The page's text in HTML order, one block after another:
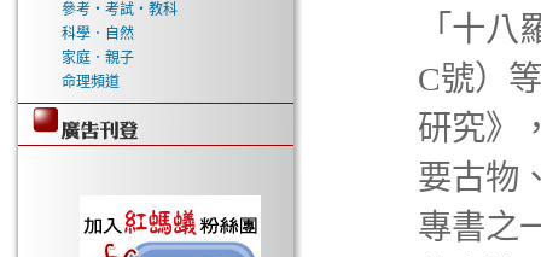
參考‧考試‧教科
科學．自然
家庭．親子
命理頻道
「十
C號）
研究》
要古物
專書之